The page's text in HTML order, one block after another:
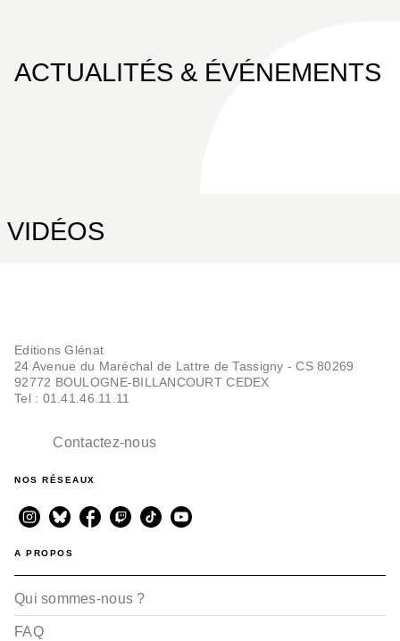
ACTUALITÉS & ÉVÉNEMENTS
VIDÉOS
Editions Glénat
24 Avenue du Maréchal de Lattre de Tassigny - CS 80269
92772 BOULOGNE-BILLANCOURT CEDEX
Tel : 01.41.46.11.11
Contactez-nous
NOS RÉSEAUX
A PROPOS
Qui sommes-nous ?
FAQ